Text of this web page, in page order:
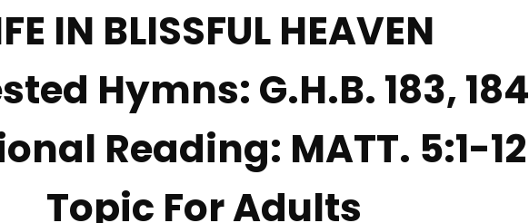
IN BLISSFUL HEAVEN
Hymns: G.H.B. 183, 184
Reading: MATT. 5:1-12
Topic For Adults